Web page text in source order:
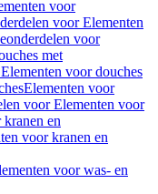
voor
voor Elementen
voor
met
voor douches
Elementen voor
voor Elementen voor
en
voor kranen en
voor was- en